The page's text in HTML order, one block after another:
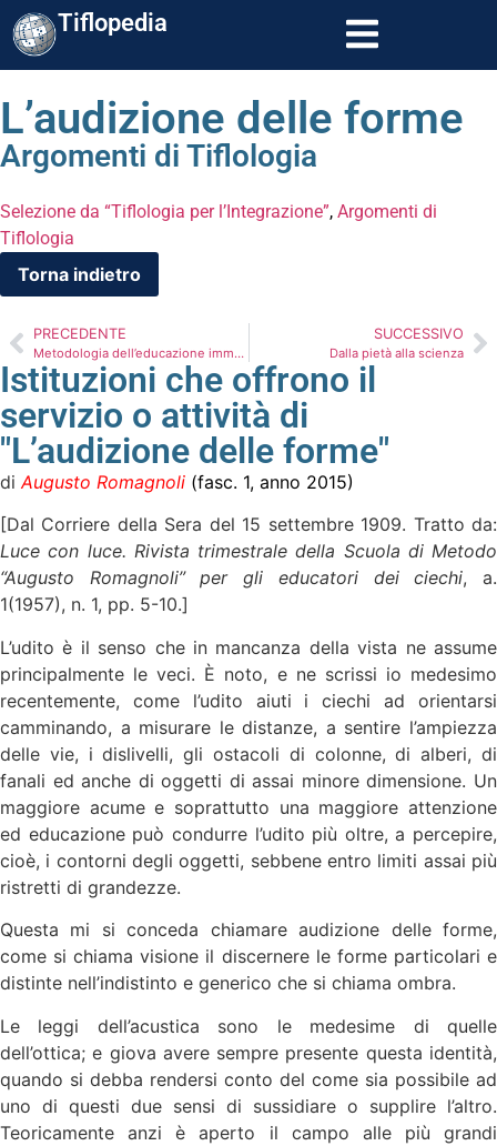
Tiflopedia
L’audizione delle forme
Argomenti di Tiflologia
Selezione da “Tiflologia per l’Integrazione”, Argomenti di
Tiflologia
PRECEDENTE
Metodologia dell’educazione immaginativa
SUCCESSIVO
Dalla pietà alla scienza
Istituzioni che offrono il
servizio o attività di
"L’audizione delle forme"
diAugusto Romagnoli (fasc. 1, anno 2015)
[Dal Corriere della Sera del 15 settembre 1909. Tratto da:
Luce con luce. Rivista trimestrale della Scuola di Metodo
“Augusto Romagnoli” per gli educatori dei ciechi, a.
1(1957), n. 1, pp. 5-10.]
L’udito è il senso che in mancanza della vista ne assume
principalmente le veci. È noto, e ne scrissi io medesimo
recentemente, come l’udito aiuti i ciechi ad orientarsi
camminando, a misurare le distanze, a sentire l’ampiezza
delle vie, i dislivelli, gli ostacoli di colonne, di alberi, di
fanali ed anche di oggetti di assai minore dimensione. Un
maggiore acume e soprattutto una maggiore attenzione
ed educazione può condurre l’udito più oltre, a percepire,
cioè, i contorni degli oggetti, sebbene entro limiti assai più
ristretti di grandezze.
Questa mi si conceda chiamare audizione delle forme,
come si chiama visione il discernere le forme particolari e
distinte nell’indistinto e generico che si chiama ombra.
Le leggi dell’acustica sono le medesime di quelle
dell’ottica; e giova avere sempre presente questa identità,
quando si debba rendersi conto del come sia possibile ad
uno di questi due sensi di sussidiare o supplire l’altro.
Teoricamente anzi è aperto il campo alle più grandi